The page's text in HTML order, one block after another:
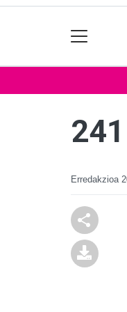
Erredakzioa